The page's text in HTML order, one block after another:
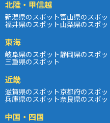
北陸・甲信越
新潟県のスポット富山県のスポッ
福井県のスポット山梨県のスポッ
東海
岐阜県のスポット静岡県のスポッ
三重県のスポット
近畿
滋賀県のスポット京都府のスポッ
兵庫県のスポット奈良県のスポッ
中国・四国